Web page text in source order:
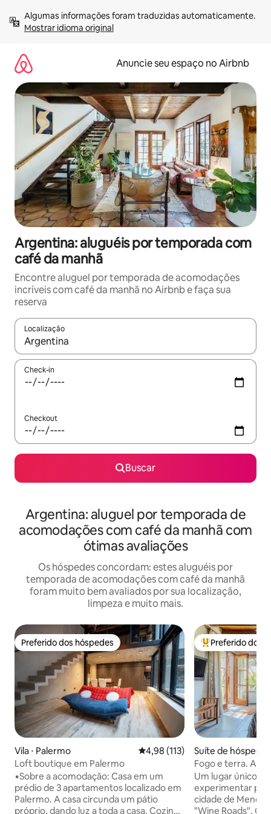
para
Mostrar idioma original
Anuncie seu espaço no Airbnb
Argentina: aluguéis por temporada com
café da manhã
Encontre aluguel por temporada de acomodações
incríveis com café da manhã no Airbnb e faça sua
reserva
Localização
Quando os resultados estiverem disponíveis, explore-os
Check-in
Checkout
Buscar
Argentina: aluguel por temporada de
acomodações com café da manhã com
ótimas avaliações
Os hóspedes concordam: estes aluguéis por
temporada de acomodações com café da manhã
foram muito bem avaliados por sua localização,
limpeza e muito mais.
Preferido dos hóspedes
Preferido dos hóspedes
Vila ⋅ Palermo 4,98 de uma avaliação média de
4,98 (113)
Loft boutique em Palermo
▪️Sobre a acomodação: Casa em um
prédio de 3 apartamentos localizado em
Palermo. A casa circunda um pátio
próprio, dando luz a toda a casa. Cozinha
Entre os
Preferido dos
Suíte de
Cuyo
Fogo e terra.
Um lugar único.
experimentar
cidade de
"Wine Roads".